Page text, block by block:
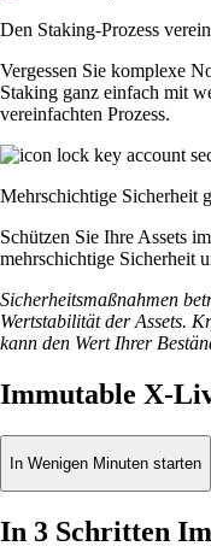
Den Staking-Prozess
Vergessen Sie komplexe
Staking ganz einfach mit
vereinfachten Prozess.
Mehrschichtige Sicherheit
Schützen Sie Ihre Assets
mehrschichtige Sicherheit
Sicherheitsmaßnahmen
Wertstabilität der Assets.
kann den Wert Ihrer
Immutable X-
In Wenigen Minuten starten
In 3 Schritten